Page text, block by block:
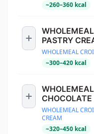
~260–360 kcal
PASTRY
WHOLEMEAL
~300–420 kcal
WHOLEMEAL
CREAM
~320–450 kcal